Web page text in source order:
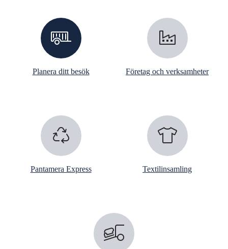
Planera ditt besök Företag och verksamheter
Pantamera Express Textilinsamling